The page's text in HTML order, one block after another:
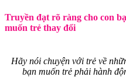
Truyền đạt rõ ràng cho con
muốn trẻ thay đổi
Hãy nói chuyện với trẻ về
bạn muốn trẻ phải hành